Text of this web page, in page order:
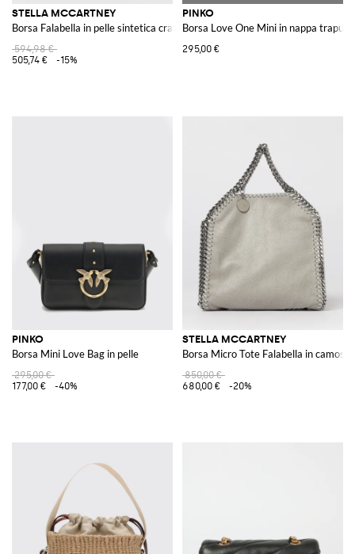
STELLA MCCARTNEY
Borsa Falabella in pelle sintetica cracklè
594,98 €
505,74 €
-15%
PINKO
Borsa Love One Mini in nappa
295,00 €
PINKO
Borsa Mini Love Bag in pelle
295,00 €
177,00 €
-40%
STELLA MCCARTNEY
Borsa Micro Tote Falabella in
850,00 €
680,00 €
-20%